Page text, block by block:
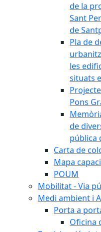
de la
Sant
de
Pla de
les
situats
Pons
de
pública
Carta de
Mapa
POUM
Mobilitat - Via
Medi ambient i
Porta a
Oficina